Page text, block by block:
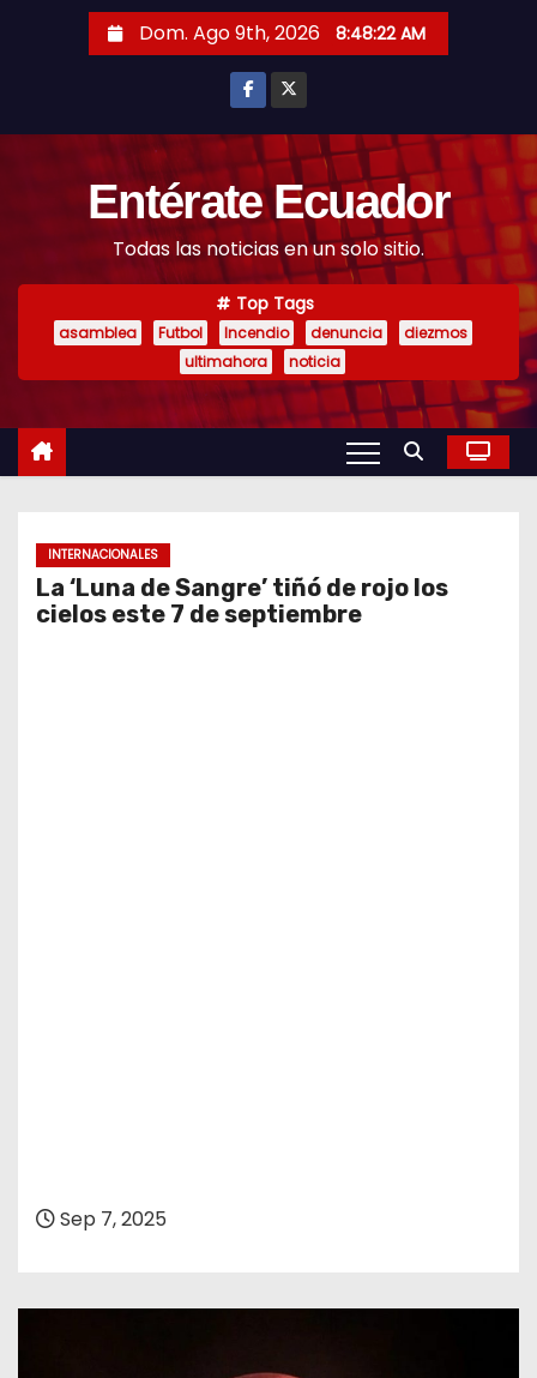
Dom. Ago 9th, 2026 8:48:24 AM
Entérate Ecuador
Todas las noticias en un solo sitio.
Top Tags
asamblea Futbol Incendio denuncia
diezmos
ultimahora
noticia
INTERNACIONALES
La ‘Luna de Sangre’ tiñó de rojo los
cielos este 7 de septiembre
Sep 7, 2025